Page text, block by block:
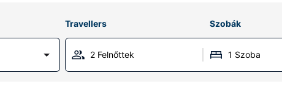
Travellers Szobák
2 Felnőttek 1 Szoba